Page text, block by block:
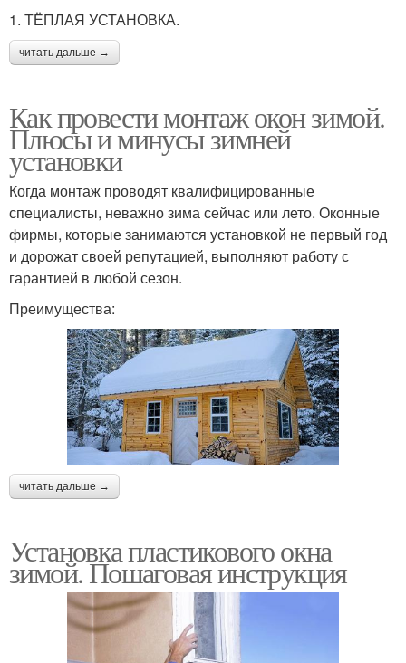
1. ТЁПЛАЯ УСТАНОВКА.
читать дальше →
Как провести монтаж окон зимой.
Плюсы и минусы зимней
установки
Когда монтаж проводят квалифицированные
специалисты, неважно зима сейчас или лето. Оконные
фирмы, которые занимаются установкой не первый год
и дорожат своей репутацией, выполняют работу с
гарантией в любой сезон.
Преимущества:
читать дальше →
Установка пластикового окна
зимой. Пошаговая инструкция